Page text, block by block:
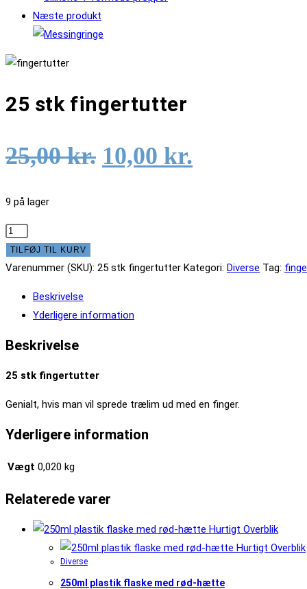
Næste produkt
25 stk fingertutter
25,00kr. Original
10,00 kr.
9 på lager
25
stk
fingertutter
TILFØJ TIL KURV
Varenummer (SKU): 25 stk fingertutter Kategori: Diverse Tag:
Beskrivelse
Yderligere information
Beskrivelse
25 stk fingertutter
Genialt, hvis man vil sprede trælim ud med en finger.
Yderligere information
Vægt 0,020 kg
Relaterede varer
Hurtigt Overblik
Hurtigt Overblik
Diverse
250ml plastik flaske med rød-hætte